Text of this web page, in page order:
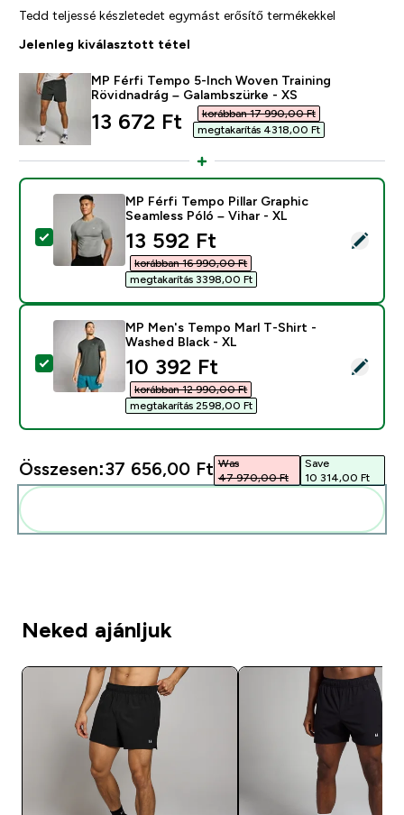
Tedd teljessé készletedet egymást erősítő termékekkel
Jelenleg kiválasztott tétel
MP Férfi Tempo 5-Inch Woven Training
Rövidnadrág – Galambszürke - XS
discounted price
13 672 Ft‎
korábban 17 990,00 Ft‎
megtakarítás 4318,00 Ft‎
Termék kiválasztása - MP Férfi Tempo Pillar Graphic
MP Férfi Tempo Pillar Graphic
Seamless Póló – Vihar - XL
discounted price
13 592 Ft‎
korábban 16 990,00 Ft‎
megtakarítás 3398,00 Ft‎
Termék kiválasztása - MP Men's Tempo Marl T-Shirt -
MP Men's Tempo Marl T-Shirt -
Washed Black - XL
discounted price
10 392 Ft‎
korábban 12 990,00 Ft‎
megtakarítás 2598,00 Ft‎
Összesen:37 656,00 Ft‎ Was
47 970,00 Ft‎
Save
10 314,00 Ft‎
Neked ajánljuk